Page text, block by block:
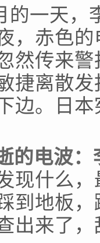
一天，
，赤色
然传来
捷离散
边。日
的电波：
现什么
到地板
出来了